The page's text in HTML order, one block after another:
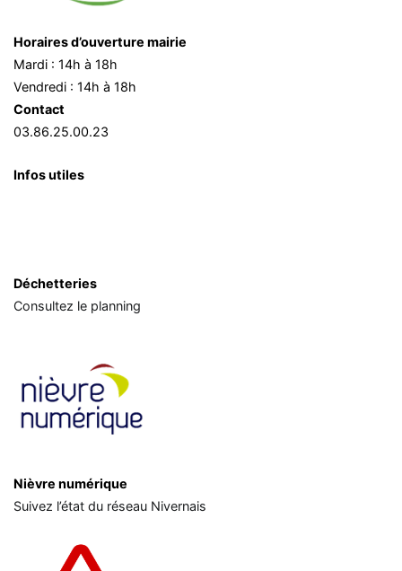
Horaires d’ouverture mairie
Mardi : 14h à 18h
Vendredi : 14h à 18h
Contact
03.86.25.00.23
Infos utiles
Déchetteries
Consultez le planning
Nièvre numérique
Suivez l’état du réseau Nivernais